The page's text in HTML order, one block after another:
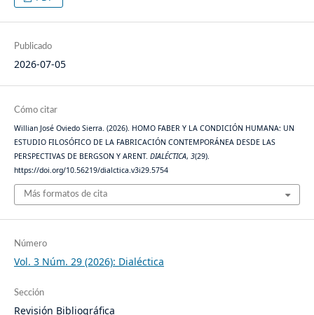
Publicado
2026-07-05
Cómo citar
Willian José Oviedo Sierra. (2026). HOMO FABER Y LA CONDICIÓN HUMANA: UN
ESTUDIO FILOSÓFICO DE LA FABRICACIÓN CONTEMPORÁNEA DESDE LAS
PERSPECTIVAS DE BERGSON Y ARENT. DIALÉCTICA, 3(29).
https://doi.org/10.56219/dialctica.v3i29.5754
Más formatos de cita
Número
Vol. 3 Núm. 29 (2026): Dialéctica
Sección
Revisión Bibliográfica